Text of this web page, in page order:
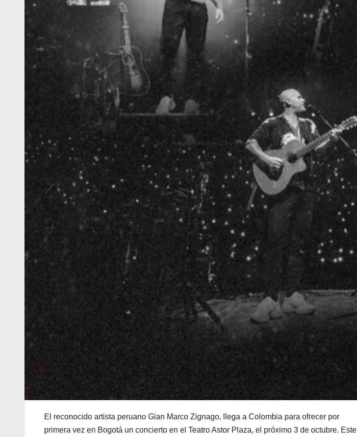
El reconocido artista peruano Gian Marco Zignago, llega a Colombia para ofrecer por
primera vez en Bogotá un concierto en el Teatro Astor Plaza, el próximo 3 de octubre. Este